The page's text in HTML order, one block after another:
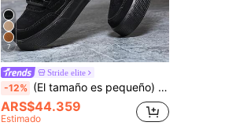
7
Stride elite
-12% (El tamaño es pequeño) Zapatos de monopatín de mujer con detalles de patchwork deunicoloro minimalista, con cordones delanteros, puntera redonda, plataforma cómoda y zapatillas casuales
ARS$44.359
Estimado